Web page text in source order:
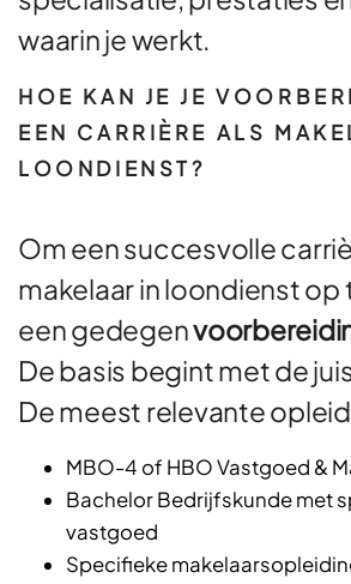
waarin je werkt.
HOE KAN JE JE
EEN CARRIÈRE ALS
LOONDIENST?
Om een succesvolle
makelaar in loondienst op
een gedegen
De basis begint met de
De meest relevante
MBO-4 of HBO Vastgoed &
Bachelor Bedrijfskunde met
vastgoed
Specifieke